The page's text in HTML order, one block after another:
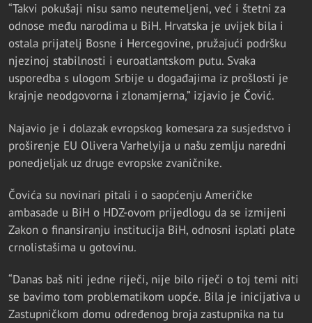
“Takvi pokušaji nisu samo neutemeljeni, već i štetni za
odnose među narodima u BiH. Hrvatska je uvijek bila i
ostala prijatelj Bosne i Hercegovine, pružajući podršku
njezinoj stabilnosti i euroatlantskom putu. Svaka
usporedba s ulogom Srbije u događajima iz prošlosti je
krajnje neodgovorna i zlonamjerna,” izjavio je Čović.
Najavio je i dolazak evropskog komesara za susjedstvo i
proširenje EU Olivera Varhelyija u našu zemlju naredni
ponedjeljak uz druge evropske zvaničnike.
Čovića su novinari pitali i o saopćenju Američke
ambasade u BiH o HDZ-ovom prijedlogu da se izmijeni
Zakon o finansiranju institucija BiH, odnosni isplati plate
crnolistašima u gotovinu.
“Danas baš niti jedne riječi, nije bilo riječi o toj temi niti
se bavimo tom problematikom uopće. Bila je inicijativa u
Zastupničkom domu određenog broja zastupnika na tu